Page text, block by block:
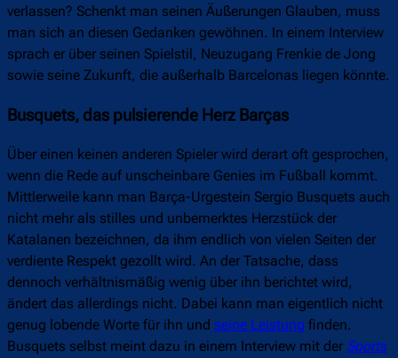
verlassen? Schenkt man seinen Äußerungen Glauben, muss
man sich an diesen Gedanken gewöhnen. In einem Interview
sprach er über seinen Spielstil, Neuzugang Frenkie de Jong
sowie seine Zukunft, die außerhalb Barcelonas liegen könnte.
Busquets, das pulsierende Herz Barças
Über einen keinen anderen Spieler wird derart oft gesprochen,
wenn die Rede auf unscheinbare Genies im Fußball kommt.
Mittlerweile kann man Barça-Urgestein Sergio Busquets auch
nicht mehr als stilles und unbemerktes Herzstück der
Katalanen bezeichnen, da ihm endlich von vielen Seiten der
verdiente Respekt gezollt wird. An der Tatsache, dass
dennoch verhältnismäßig wenig über ihn berichtet wird,
ändert das allerdings nicht. Dabei kann man eigentlich nicht
genug lobende Worte für ihn und seine Leistung finden.
Busquets selbst meint dazu in einem Interview mit der Sports